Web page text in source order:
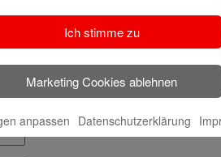
Ich stimme zu
Marketing Cookies ablehnen
anpassen Datenschutzerklärung